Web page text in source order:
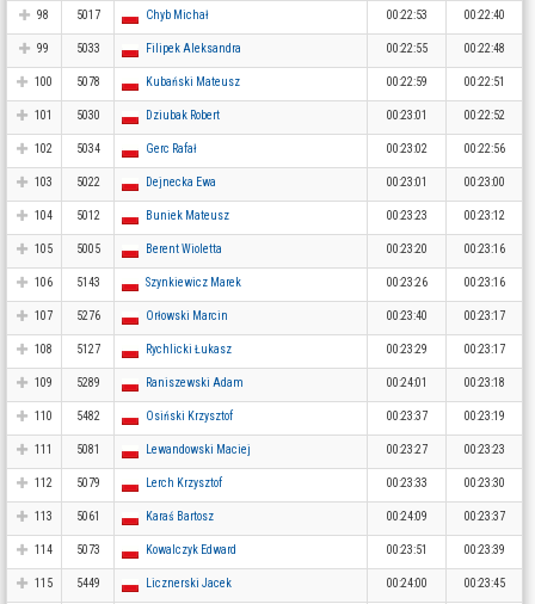
98 5017 Chyb Michał 00:22:53 00:22:40
99 5033 Filipek Aleksandra 00:22:55 00:22:48
100 5078 Kubański Mateusz 00:22:59 00:22:51
101 5030 Dziubak Robert 00:23:01 00:22:52
102 5034 Gerc Rafał 00:23:02 00:22:56
103 5022 Dejnecka Ewa 00:23:01 00:23:00
104 5012 Buniek Mateusz 00:23:23 00:23:12
105 5005 Berent Wioletta 00:23:20 00:23:16
106 5143 Szynkiewicz Marek 00:23:26 00:23:16
107 5276 Orłowski Marcin 00:23:40 00:23:17
108 5127 Rychlicki Łukasz 00:23:29 00:23:17
109 5289 Raniszewski Adam 00:24:01 00:23:18
110 5482 Osiński Krzysztof 00:23:37 00:23:19
111 5081 Lewandowski Maciej 00:23:27 00:23:23
112 5079 Lerch Krzysztof 00:23:33 00:23:30
113 5061 Karaś Bartosz 00:24:09 00:23:37
114 5073 Kowalczyk Edward 00:23:51 00:23:39
115 5449 Licznerski Jacek 00:24:00 00:23:45